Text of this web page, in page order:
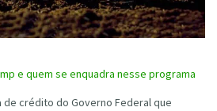
e quem se enquadra nesse programa
de crédito do Governo Federal que